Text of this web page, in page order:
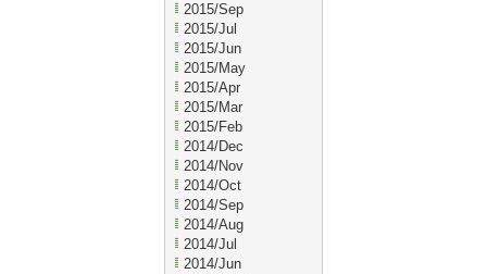
2015/Sep
2015/Jul
2015/Jun
2015/May
2015/Apr
2015/Mar
2015/Feb
2014/Dec
2014/Nov
2014/Oct
2014/Sep
2014/Aug
2014/Jul
2014/Jun